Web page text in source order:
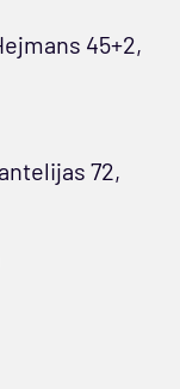
45+2,
72,